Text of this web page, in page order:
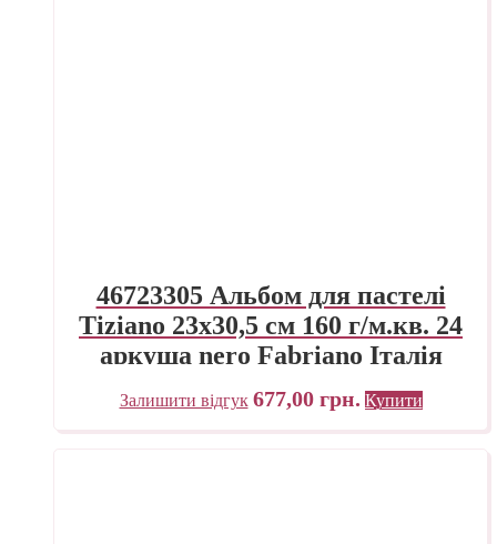
46723305 Альбом для пастелі
Tiziano 23х30,5 см 160 г/м.кв. 24
аркуша nero Fabriano Італія
Залишити відгук 677,00 грн. Купити